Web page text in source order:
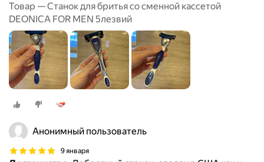
Товар — Станок для бритья со сменной кассетой
DEONICA FOR MEN 5лезвий
Анонимный пользователь
9 января